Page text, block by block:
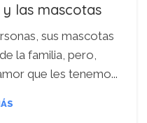
y las mascotas
sus mascotas
la familia, pero,
que les tenemo...